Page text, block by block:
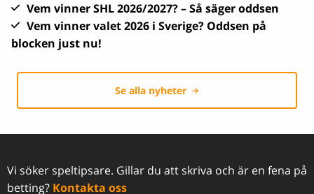
Vem vinner SHL 2026/2027? – Så säger oddsen
Vem vinner valet 2026 i Sverige? Oddsen på
blocken just nu!
Se alla nyheter
Vi söker speltipsare. Gillar du att skriva och är en fena på
betting? Kontakta oss